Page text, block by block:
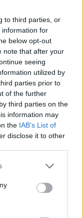
to third parties, or
information for
below opt-out
note that after your
seeing
utilized by
parties prior to
of the further
third parties on the
information may
the IAB’s List of
disclose it to other